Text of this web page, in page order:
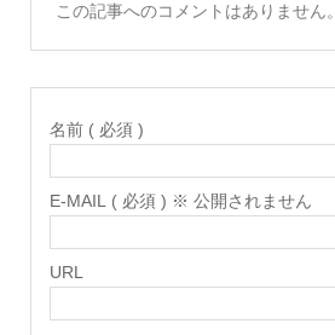
この記事へのコメントはありません。
名前 ( 必須 )
E-MAIL ( 必須 ) ※ 公開されません
URL